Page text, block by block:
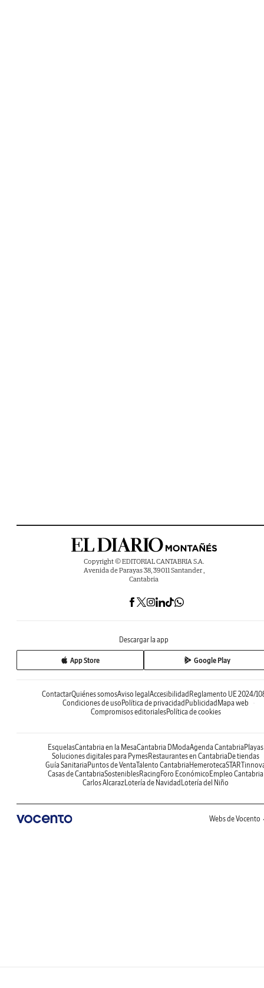
Copyright © EDITORIAL CANTABRIA S.A.
Avenida de Parayas 38, 39011 Santander ,
Cantabria
Descargar la app
App Store Google Play
ContactarQuiénes somosAviso legal Accesibilidad Reglamento UE 2024/
Condiciones de uso Política de privacidad Publicidad Mapa web
Compromisos editorialesPolítica de cookies
EsquelasCantabria en la MesaCantabria DModaAgenda Cantabria Playas
Soluciones digitales para PymesRestaurantes en Cantabria De tiendas
Guía Sanitaria Puntos de VentaTalento Cantabria Hemeroteca
Casas de CantabriaSosteniblesRacing Foro Económico Empleo Cantabria
Carlos AlcarazLotería de Navidad Lotería del Niño
Webs de Vocento